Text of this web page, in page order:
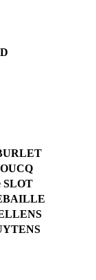
SLOT